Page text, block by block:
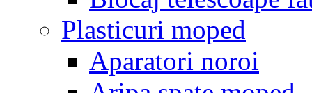
Plasticuri moped
Aparatori noroi